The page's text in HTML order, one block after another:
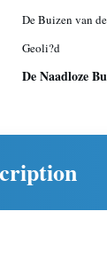
De Buizen van
Geoli?d
De Naadloze